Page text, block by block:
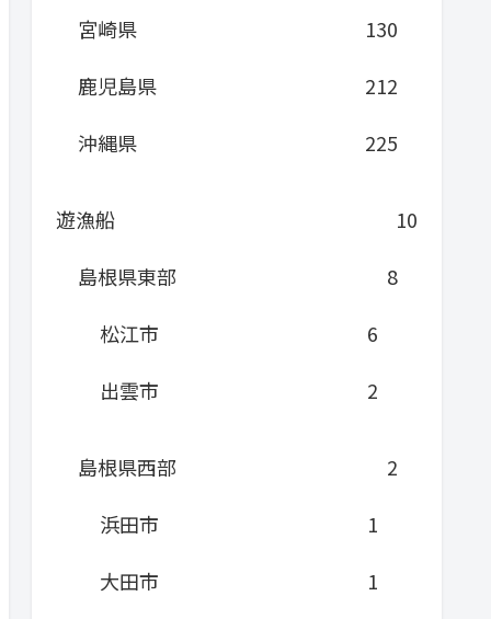
宮崎県
130
鹿児島県
212
沖縄県
225
遊漁船
10
島根県東部
8
松江市
6
出雲市
2
島根県西部
2
浜田市
1
大田市
1